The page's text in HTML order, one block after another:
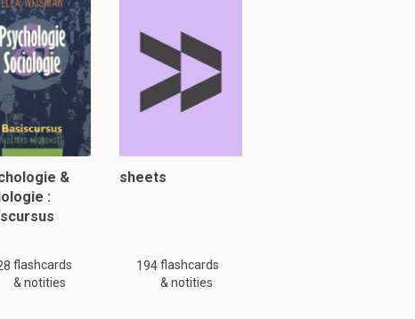
&
:
flashcards
& notities
sheets
194flashcards
& notities